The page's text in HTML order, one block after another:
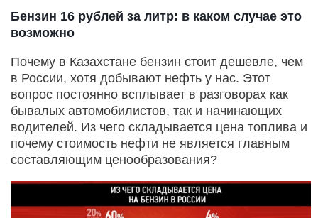
Бензин 16 рублей за литр: в каком случае это
возможно
Почему в Казахстане бензин стоит дешевле, чем
в России, хотя добывают нефть у нас. Этот
вопрос постоянно всплывает в разговорах как
бывалых автомобилистов, так и начинающих
водителей. Из чего складывается цена топлива и
почему стоимость нефти не является главным
составляющим ценообразования?